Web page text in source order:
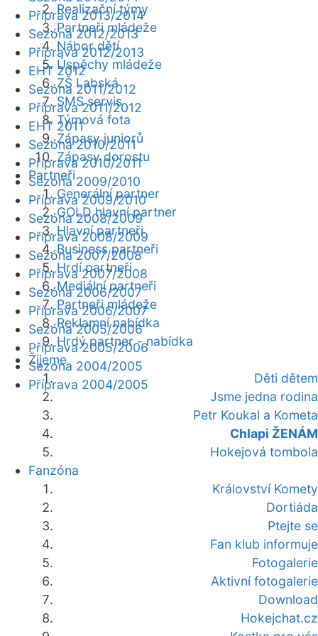
Realizační týmy
Partneři mládeže
Nábor dětí
Úspěchy mládeže
ZŠ Labská
SMS servis
Týmová fota
Zápasy juniorů
Zápasy dorostu
Partneři
Generální partner
GOLD hlavní partner
Hlavní partneři
Business partneři
Hrdí partneři
Mediální partneři
Partneři mládeže
Reklamní nabídka
Hrdý partner - nabídka
Žijeme
Děti dětem
Jsme jedna rodina
Petr Koukal a Kometa
Chlapi ŽENÁM
Hokejová tombola
Fanzóna
Království Komety
Dortiáda
Ptejte se
Fan klub informuje
Fotogalerie
Aktivní fotogalerie
Download
Hokejchat.cz
Příprava 2013/2014
Sezóna 2012/2013
Příprava 2012/2013
EHT 2012
Sezóna 2011/2012
Příprava 2011/2012
EHT 2011
Sezóna 2010/2011
Příprava 2010/2011
Sezóna 2009/2010
Příprava 2009/2010
Sezóna 2008/2009
Příprava 2008/2009
Sezóna 2007/2008
Příprava 2007/2008
Sezóna 2006/2007
Příprava 2006/2007
Sezóna 2005/2006
Příprava 2005/2006
Sezóna 2004/2005
Příprava 2004/2005